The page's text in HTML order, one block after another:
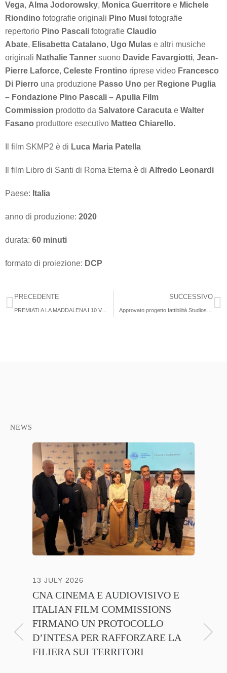
Vega, Alma Jodorowsky, Monica Guerritore e Michele
Riondino fotografie originali Pino Musi fotografie
repertorio Pino Pascali fotografie Claudio
Abate, Elisabetta Catalano, Ugo Mulas e altri musiche
originali Nathalie Tanner suono Davide Favargiotti, Jean-
Pierre Laforce, Celeste Frontino riprese video Francesco
Di Pierro una produzione Passo Uno per Regione Puglia
– Fondazione Pino Pascali – Apulia Film
Commission prodotto da Salvatore Caracuta e Walter
Fasano produttore esecutivo Matteo Chiarello.
Il film SKMP2 è di Luca Maria Patella
Il film Libro di Santi di Roma Eterna è di Alfredo Leonardi
Paese: Italia
anno di produzione: 2020
durata: 60 minuti
formato di proiezione: DCP
PRECEDENTE SUCCESSIVO
NEWS
13 JULY 2026
CNA CINEMA E AUDIOVISIVO E
ITALIAN FILM COMMISSIONS
FIRMANO UN PROTOCOLLO
D’INTESA PER RAFFORZARE LA
FILIERA SUI TERRITORI